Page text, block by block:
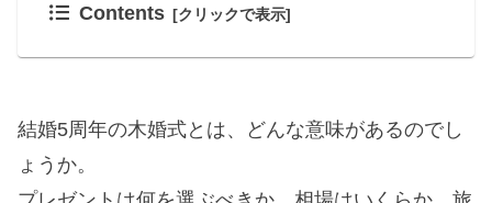
Contents
結婚5周年の木婚式とは、どんな意味があるのでし
ょうか。